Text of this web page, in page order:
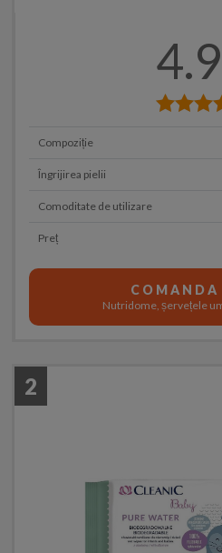
Compoziție
Îngrijirea pielii
Comoditate de utilizare
Preț
COMANDA
Nutridome, șervețele
2